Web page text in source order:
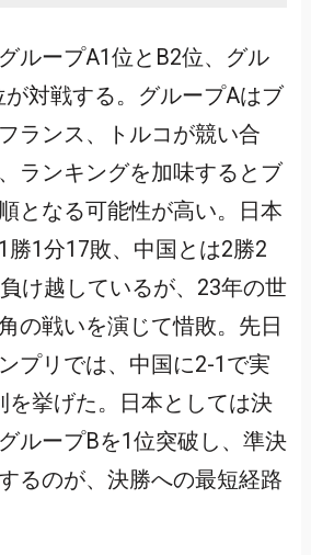
ループA1位とB2位、グル
対戦する。グループAはブ
ランス、トルコが競い合
ランキングを加味するとブ
となる可能性が高い。日本
勝1分17敗、中国とは2勝2
け越しているが、23年の世
の戦いを演じて惜敗。先日
プリでは、中国に2-1で実
を挙げた。日本としては決
ループBを1位突破し、準決
るのが、決勝への最短経路